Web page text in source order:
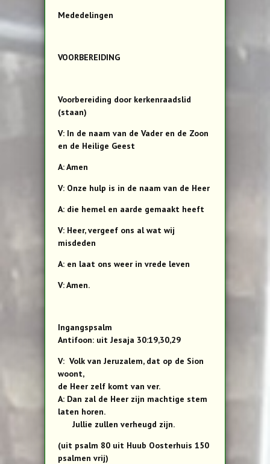
Mededelingen
VOORBEREIDING
Voorbereiding door kerkenraadslid
(staan)
V: In de naam van de Vader en de Zoon
en de Heilige Geest
A: Amen
V: Onze hulp is in de naam van de Heer
A: die hemel en aarde gemaakt heeft
V: Heer, vergeef ons al wat wij
misdeden
A: en laat ons weer in vrede leven
V: Amen.
Ingangspsalm
Antifoon: uit Jesaja 30:19,30,29
V: Volk van Jeruzalem, dat op de Sion
woont,
de Heer zelf komt van ver.
A: Dan zal de Heer zijn machtige stem
laten horen.
Jullie zullen verheugd zijn.
(uit psalm 80 uit Huub Oosterhuis 150
psalmen vrij)